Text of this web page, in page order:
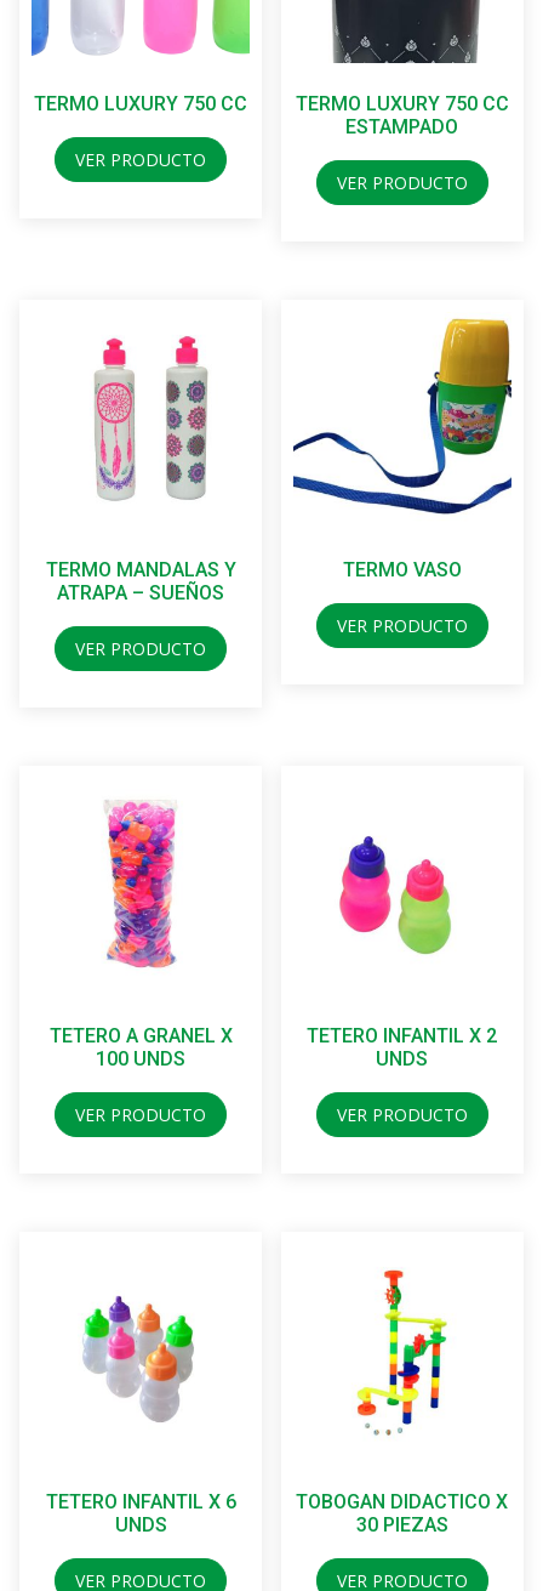
TERMO LUXURY 750 CC
VER PRODUCTO
TERMO LUXURY 750 CC
ESTAMPADO
VER PRODUCTO
TERMO MANDALAS Y
ATRAPA – SUEÑOS
VER PRODUCTO
TERMO VASO
VER PRODUCTO
TETERO A GRANEL X
100 UNDS
VER PRODUCTO
TETERO INFANTIL X 2
UNDS
VER PRODUCTO
TETERO INFANTIL X 6
UNDS
VER PRODUCTO
TOBOGAN DIDACTICO X
30 PIEZAS
VER PRODUCTO